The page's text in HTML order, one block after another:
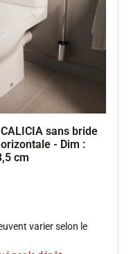
sans bride
- Dim :
cm
varier selon le